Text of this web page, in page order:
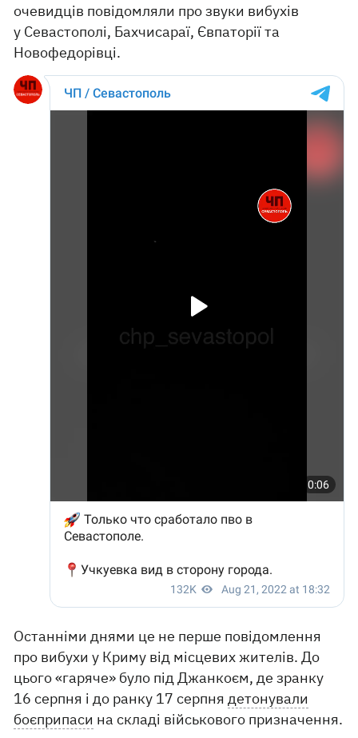
очевидців повідомляли про звуки вибухів
у Севастополі, Бахчисараї, Євпаторії та
Новофедорівці.
Останніми днями це не перше повідомлення
про вибухи у Криму від місцевих жителів. До
цього «гаряче» було під Джанкоєм, де зранку
16 серпня і до ранку 17 серпнядетонували
боєприпаси на складі військового призначення.